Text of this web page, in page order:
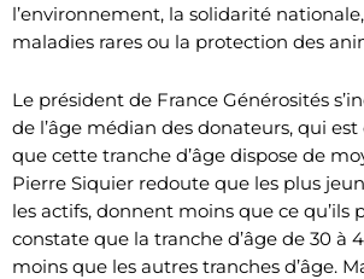
l’environnement, la solidarité
maladies rares ou la protection des
Le président de France Générosités
de l’âge médian des donateurs, qui est
que cette tranche d’âge dispose de
Pierre Siquier redoute que les plus
les actifs, donnent moins que ce qu’ils
constate que la tranche d’âge de 30 à
moins que les autres tranches d’âge.